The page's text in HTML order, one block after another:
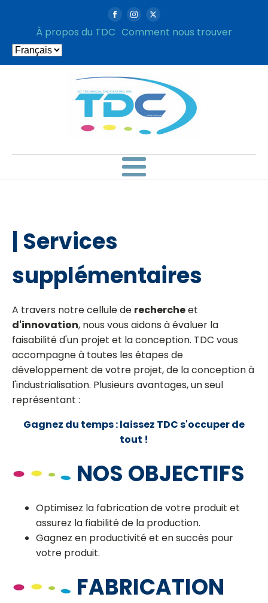
À propos du TDC Comment nous trouver
Choisir
une
| Services
supplémentaires
A travers notre cellule de rechercheet
d'innovation, nous vous aidons à évaluer la
faisabilité d'un projet et la conception. TDC vous
accompagne à toutes les étapes de
développement de votre projet, de la conception à
l'industrialisation. Plusieurs avantages, un seul
représentant :
Gagnez du temps : laissez TDC s'occuper de
tout !
NOS OBJECTIFS
Optimisez la fabrication de votre produit et
assurez la fiabilité de la production.
Gagnez en productivité et en succès pour
votre produit.
FABRICATION